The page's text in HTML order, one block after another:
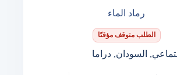
رماد الماء
الطلب متوقف مؤقتًا
, السودان,دراما